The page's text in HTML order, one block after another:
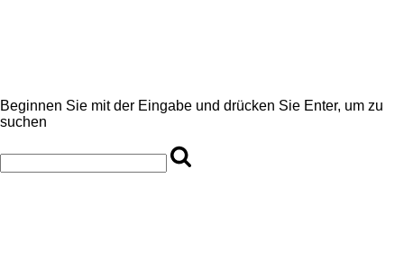
Beginnen Sie mit der Eingabe und drücken Sie Enter, um zu
suchen